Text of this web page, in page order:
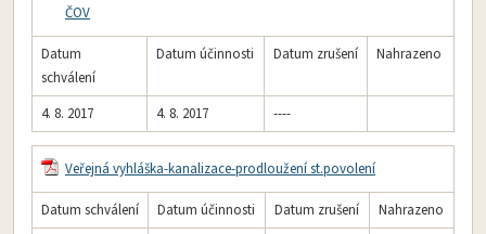
ČOV
Datum
schválení
Datum účinnosti Datum zrušení Nahrazeno
4. 8. 2017 4. 8. 2017 ----
Veřejná vyhláška-kanalizace-prodloužení st.povolení
Datum schválení Datum účinnosti Datum zrušení
Nahrazeno